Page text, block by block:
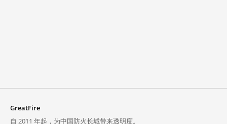
GreatFire
自 2011 年起，为中国防火长城带来透明度。